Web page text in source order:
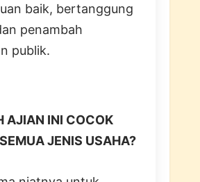
baik, bertanggung
penambah
publik.
AJIAN INI COCOK
JENIS USAHA?